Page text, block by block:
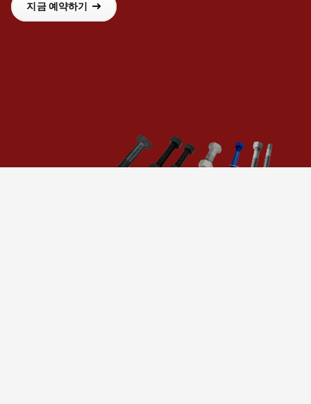
지금 예약하기